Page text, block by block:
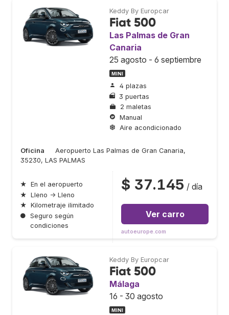
Keddy By Europcar
Fiat 500
Las Palmas de Gran
Canaria
25 agosto - 6 septiembre
MINI
4 plazas
3 puertas
2 maletas
Manual
Aire acondicionado
Oficina
Aeropuerto Las Palmas de Gran Canaria,
35230, LAS PALMAS
★ En el aeropuerto
★ Lleno → Lleno
★ Kilometraje ilimitado
● Seguro según
condiciones
$ 37.145 / día
Ver carro
autoeurope.com
Keddy By Europcar
Fiat 500
Málaga
16 - 30 agosto
MINI